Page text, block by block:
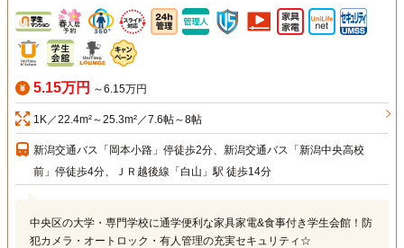
5.15万円 ～6.15万円
1K／22.4m²～25.3m²／7.6帖～8帖
新潟交通バス「岡本小路」停徒歩2分、新潟交通バス「新潟中央高校
前」停徒歩4分、ＪＲ越後線「白山」駅 徒歩14分
中央区の大学・専門学校に通学便利な家具家電&食事付き学生会館！防
犯カメラ・オートロック・有人管理の充実セキュリティ☆